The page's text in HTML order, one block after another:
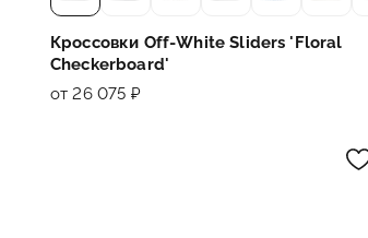
Кроссовки Off-White Sliders 'Floral
Checkerboard'
от 26 075 ₽